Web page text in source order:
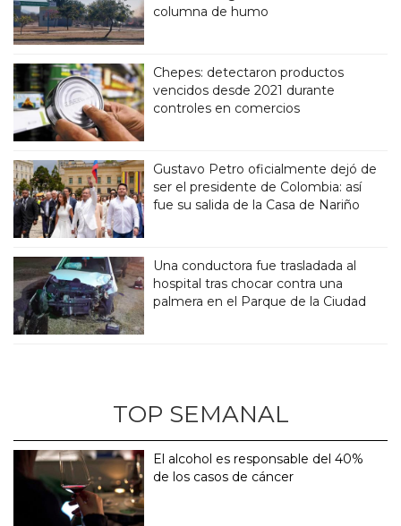
columna de humo
Chepes: detectaron productos
vencidos desde 2021 durante
controles en comercios
Gustavo Petro oficialmente dejó de
ser el presidente de Colombia: así
fue su salida de la Casa de Nariño
Una conductora fue trasladada al
hospital tras chocar contra una
palmera en el Parque de la Ciudad
TOP SEMANAL
El alcohol es responsable del 40%
de los casos de cáncer